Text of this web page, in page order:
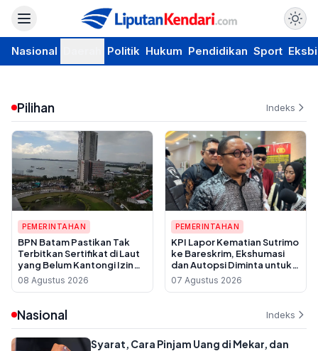
Nasional Politik Hukum Pendidikan Sport
Pilihan Indeks
PEMERINTAHAN
BPN Batam Pastikan Tak
Terbitkan Sertifikat di Laut
yang Belum Kantongi Izin
Reklamasi
08 Agustus 2026
PEMERINTAHAN
KPI Lapor Kematian Sutrimo
ke Bareskrim, Ekshumasi
dan Autopsi Diminta untuk
Usut Dugaan Pembunuhan
07 Agustus 2026
Nasional Indeks
Syarat, Cara Pinjam Uang di Mekar, dan